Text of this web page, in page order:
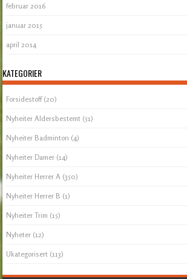
februar 2016
januar 2015
april 2014
KATEGORIER
Forsidestoff(20)
Nyheiter Aldersbestemt (51)
Nyheiter Badminton (4)
Nyheiter Damer (14)
Nyheiter Herrer A (350)
Nyheiter Herrer B (1)
Nyheiter Trim (15)
Nyheter (12)
Ukategorisert (113)